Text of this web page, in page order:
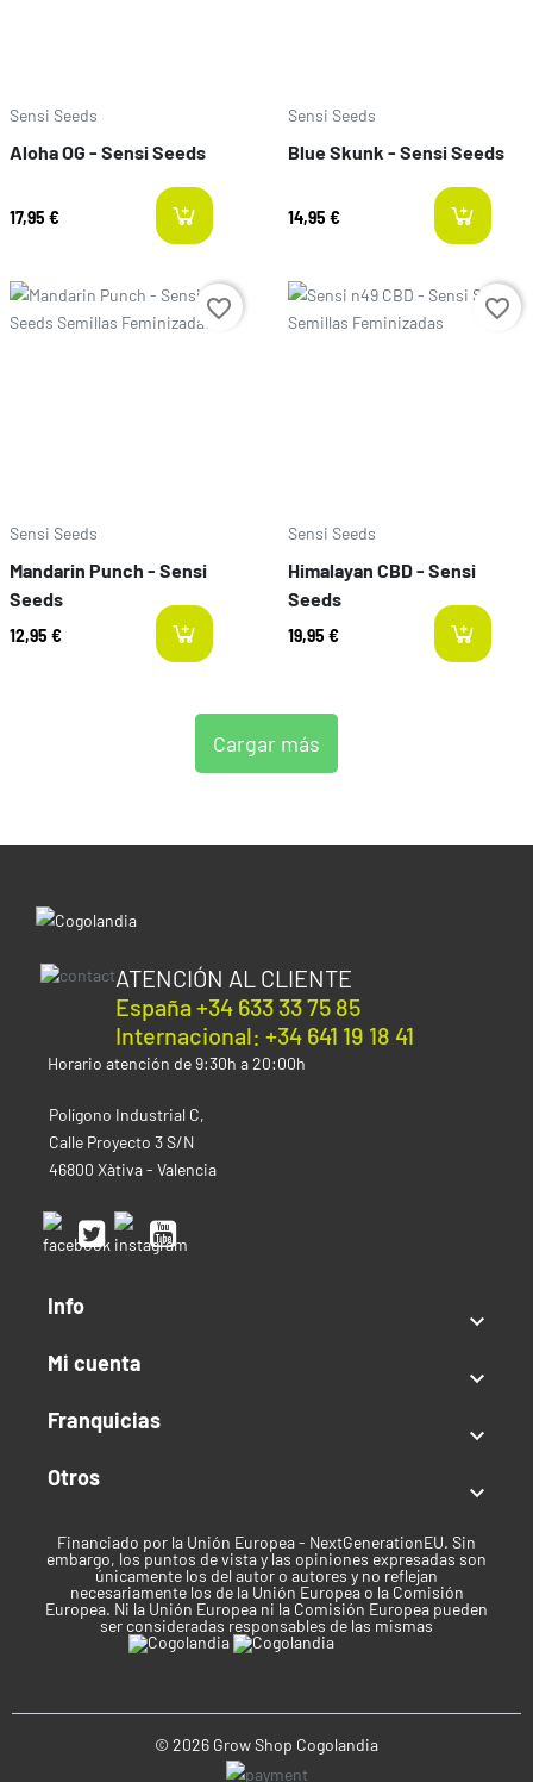
Sensi Seeds
Aloha OG - Sensi Seeds
17,95 € available
Sensi Seeds
Blue Skunk - Sensi Seeds
14,95 €
Precio
Sensi Seeds
Mandarin Punch - Sensi
Seeds
12,95 € available
favorite_border Precio
Sensi Seeds
Himalayan CBD - Sensi
Seeds
19,95 €
favorite_border
Cargar más
ATENCIÓN AL CLIENTE
España +34 633 33 75 85
Internacional: +34 641 19 18 41
Horario atención de 9:30h a 20:00h
Polígono Industrial C,
Calle Proyecto 3 S/N
46800 Xàtiva - Valencia
Info

Mi cuenta

Franquicias

Otros

Financiado por la Unión Europea - NextGenerationEU. Sin
embargo, los puntos de vista y las opiniones expresadas son
únicamente los del autor o autores y no reflejan
necesariamente los de la Unión Europea o la Comisión
Europea. Ni la Unión Europea ni la Comisión Europea pueden
ser consideradas responsables de las mismas
© 2026 Grow Shop Cogolandia